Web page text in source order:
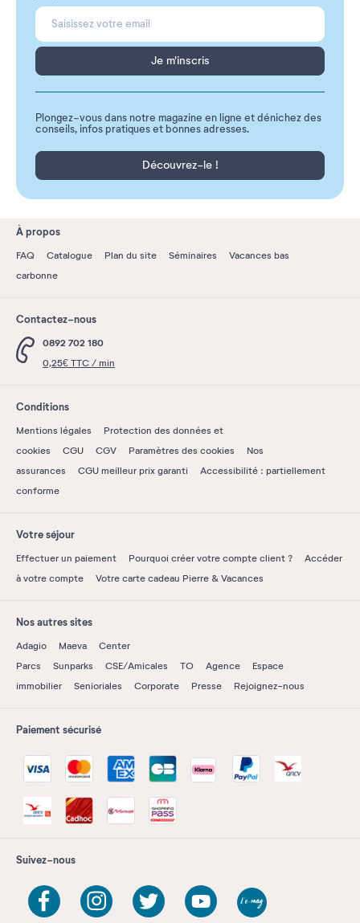
Je m'inscris
Plongez-vous dans notre magazine en ligne et dénichez des
conseils, infos pratiques et bonnes adresses.
Découvrez-le !
À propos
FAQ Catalogue Plan du site Séminaires
Vacances bas
carbonne
Contactez-nous
0892 702 180
0,25€ TTC / min
Conditions
Mentions légales
Protection des données et
cookies
CGU CGV Paramètres des cookies
Nos
assurances
CGU meilleur prix garanti
Accessibilité : partiellement
conforme
Votre séjour
Effectuer un paiement Pourquoi créer votre compte client ?
Accéder
à votre compte
Votre carte cadeau Pierre & Vacances
Nos autres sites
Adagio Maeva
Center
Parcs
Sunparks CSE/Amicales TO Agence
Espace
immobilier
Senioriales Corporate Presse Rejoignez-nous
Paiement sécurisé
Suivez-nous